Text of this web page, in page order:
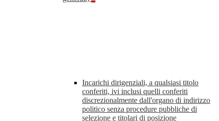
Incarichi dirigenziali, a qualsiasi titolo
conferiti, ivi inclusi quelli conferiti
discrezionalmente dall'organo di indirizzo
politico senza procedure pubbliche di
selezione e titolari di posizione